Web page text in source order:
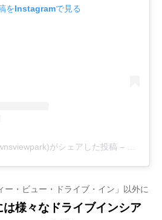
をInstagramで見る
がシェアした投稿 –
ー・ビュー・ドライブ・イン」以外に
様々なドライブインシア